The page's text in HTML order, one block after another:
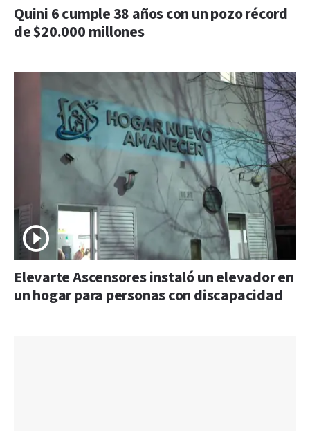
Quini 6 cumple 38 años con un pozo récord
de $20.000 millones
Elevarte Ascensores instaló un elevador en
un hogar para personas con discapacidad